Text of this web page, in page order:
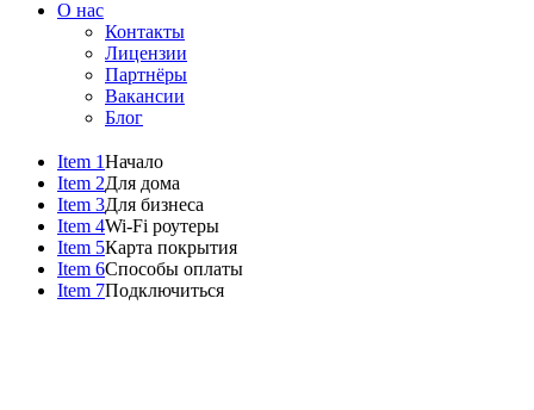
О нас
Контакты
Лицензии
Партнёры
Вакансии
Блог
Item 1Начало
Item 2Для дома
Item 3Для бизнеса
Item 4Wi-Fi роутеры
Item 5Карта покрытия
Item 6Способы оплаты
Item 7Подключиться